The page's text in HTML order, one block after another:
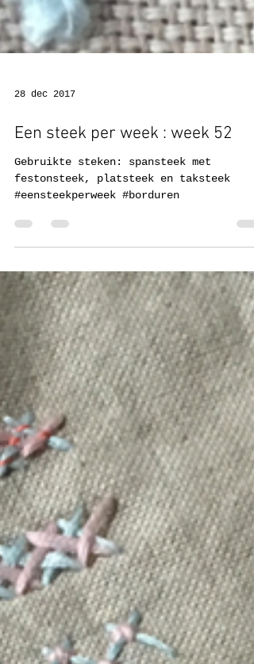
Een steek per week : week 52
festonsteek, platsteek en taksteek
#eensteekperweek #borduren